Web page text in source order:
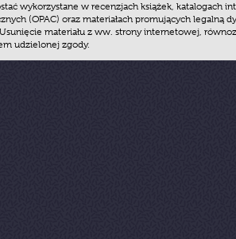
wykorzystane w recenzjach książek, katalogach
(OPAC) oraz materiałach promujących legalną
materiału z ww. strony internetowej,
udzielonej zgody.